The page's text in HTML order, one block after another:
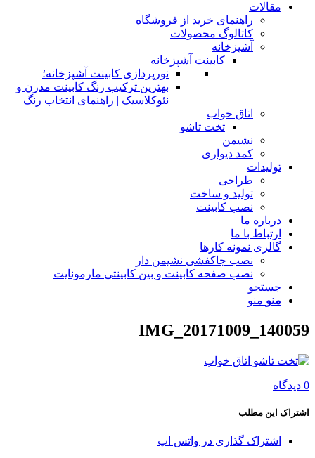
مقالات
راهنمای خرید از فروشگاه
کاتالوگ محصولات
آشپزخانه
کابینت آشپزخانه
نورپردازی کابینت آشپزخانه؛
بهترین ترکیب رنگ کابینت مدرن و
نئوکلاسیک | راهنمای انتخاب رنگ
اتاق خواب
تخت تاشو
نشیمن
کمد دیواری
تولیدات
طراحی
تولید و ساخت
نصب کابینت
درباره ما
ارتباط با ما
گالری نمونه کارها
نصب جاکفشی نشیمن دار
نصب صفحه کابینت و بین کابینتی مارمونایت
جستجو
منو منو
IMG_20171009_140059
0 دیدگاه
اشتراک این مطلب
اشتراک گذاری در واتس اپ